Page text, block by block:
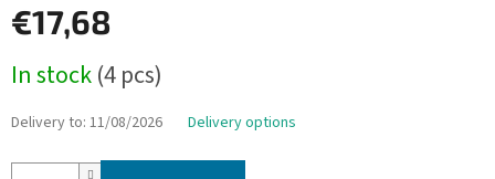
€17,68
price:
In stock(4 pcs)
Delivery to: 11/08/2026 Delivery options